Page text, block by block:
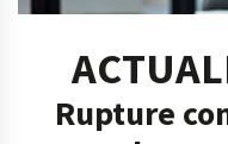
Rupture